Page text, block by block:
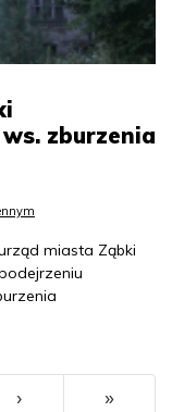
zburzenia
miasta Ząbki
››› »